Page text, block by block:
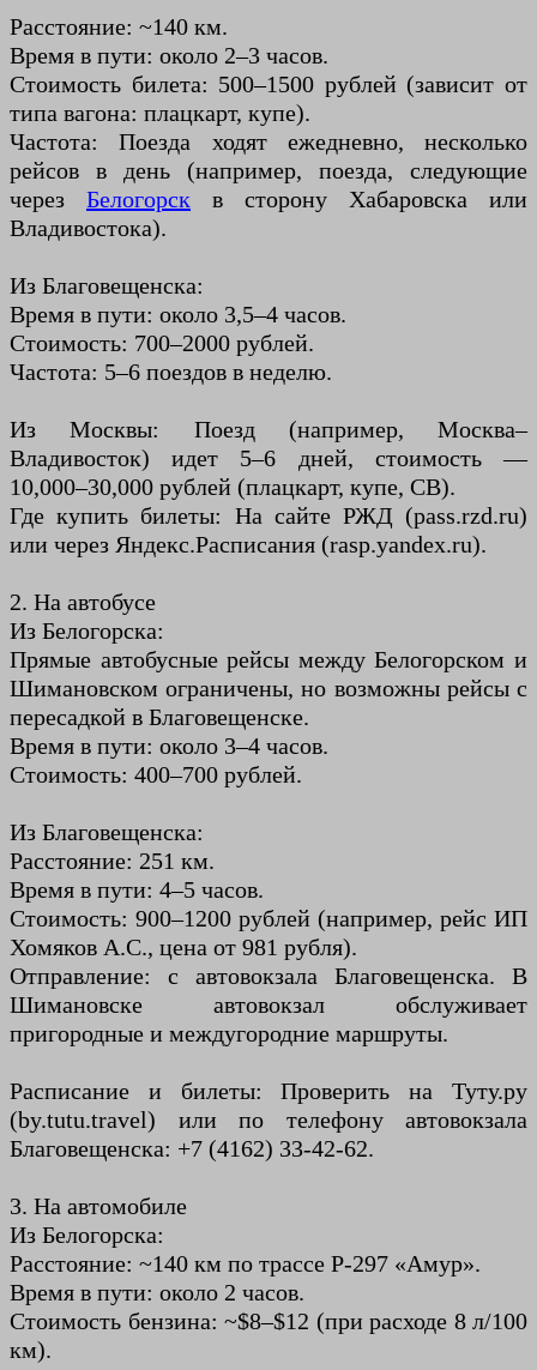
Расстояние: ~140 км.
Время в пути: около 2–3 часов.
Стоимость билета: 500–1500 рублей (зависит от
типа вагона: плацкарт, купе).
Частота: Поезда ходят ежедневно, несколько
рейсов в день (например, поезда, следующие
через Белогорск в сторону Хабаровска или
Владивостока).
Из Благовещенска:
Время в пути: около 3,5–4 часов.
Стоимость: 700–2000 рублей.
Частота: 5–6 поездов в неделю.
Из Москвы: Поезд (например, Москва–
Владивосток) идет 5–6 дней, стоимость —
10,000–30,000 рублей (плацкарт, купе, СВ).
Где купить билеты: На сайте РЖД (pass.rzd.ru)
или через Яндекс.Расписания (rasp.yandex.ru).
2. На автобусе
Из Белогорска:
Прямые автобусные рейсы между Белогорском и
Шимановском ограничены, но возможны рейсы с
пересадкой в Благовещенске.
Время в пути: около 3–4 часов.
Стоимость: 400–700 рублей.
Из Благовещенска:
Расстояние: 251 км.
Время в пути: 4–5 часов.
Стоимость: 900–1200 рублей (например, рейс ИП
Хомяков А.С., цена от 981 рубля).
Отправление: с автовокзала Благовещенска. В
Шимановске автовокзал обслуживает
пригородные и междугородние маршруты.
Расписание и билеты: Проверить на Туту.ру
(by.tutu.travel) или по телефону автовокзала
Благовещенска: +7 (4162) 33-42-62.
3. На автомобиле
Из Белогорска:
Расстояние: ~140 км по трассе Р-297 «Амур».
Время в пути: около 2 часов.
Стоимость бензина: ~$8–$12 (при расходе 8 л/100
км).